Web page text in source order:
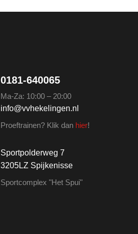
0181-640065
Ma-Za: 10:00 – 20:00
info@vvhekelingen.nl
Proeftrainen? Klik dan hier!
Sportpolderweg 7
3205LZ Spijkenisse
Sportcomplex "Het Spui"